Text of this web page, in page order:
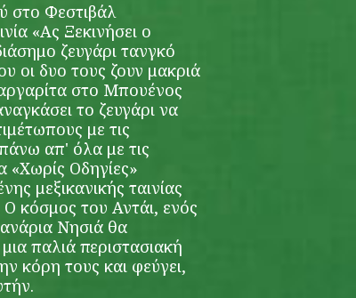
στο Φεστιβάλ
«Ας Ξεκινήσει ο
ζευγάρι τανγκό
οι δυο τους ζουν μακριά
στο Μπουένος
το ζευγάρι να
με τις
απ' όλα με τις
«Χωρίς Οδηγίες»
μεξικανικής ταινίας
κόσμος του Αντάι, ενός
Νησιά θα
παλιά περιστασιακή
κόρη τους και φεύγει,